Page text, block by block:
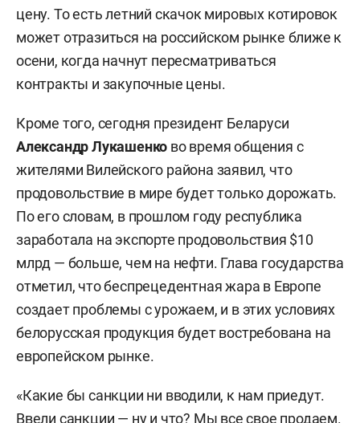
цену. То есть летний скачок мировых котировок
может отразиться на российском рынке ближе к
осени, когда начнут пересматриваться
контракты и закупочные цены.
Кроме того, сегодня президент Беларуси
Александр Лукашенко во время общения с
жителями Вилейского района заявил, что
продовольствие в мире будет только дорожать.
По его словам, в прошлом году республика
заработала на экспорте продовольствия $10
млрд — больше, чем на нефти. Глава государства
отметил, что беспрецедентная жара в Европе
создает проблемы с урожаем, и в этих условиях
белорусская продукция будет востребована на
европейском рынке.
«Какие бы санкции ни вводили, к нам приедут.
Ввели санкции — ну и что? Мы все свое продаем.